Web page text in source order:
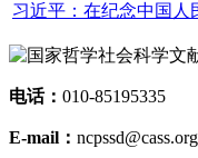
习近平：在纪念中国
电话： 010-85195335
E-mail：